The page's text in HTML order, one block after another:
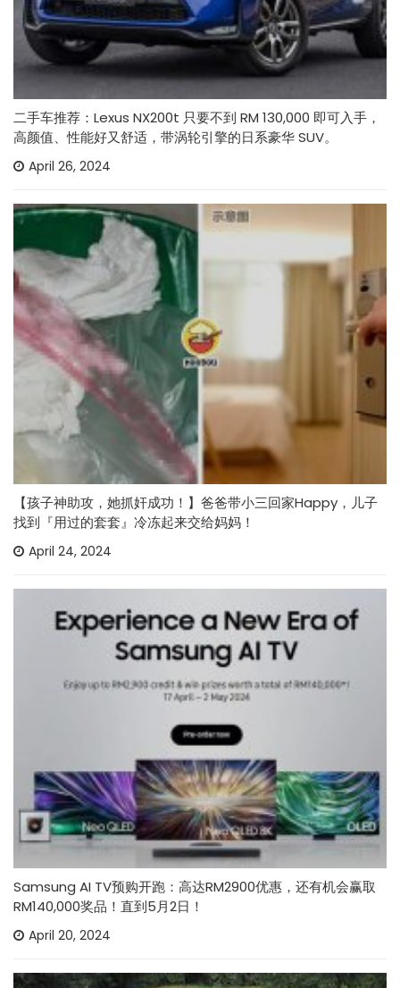
二手车推荐：Lexus NX200t 只要不到 RM 130,000 即可入手，
高颜值、性能好又舒适，带涡轮引擎的日系豪华 SUV。
April 26, 2024
【孩子神助攻，她抓奸成功！】爸爸带小三回家Happy，儿子
找到『用过的套套』冷冻起来交给妈妈！
April 24, 2024
Samsung AI TV预购开跑：高达RM2900优惠，还有机会赢取
RM140,000奖品！直到5月2日！
April 20, 2024